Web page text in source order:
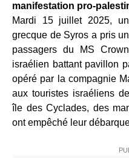
manifestation pro-
Mardi 15 juillet 2025,
grecque de Syros a pris
passagers du MS
israélien battant pavillon
opéré par la compagnie
aux touristes israéliens
île des Cyclades, des
ont empêché leur